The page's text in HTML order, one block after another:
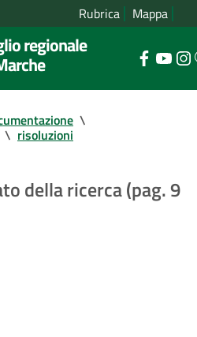
Rubrica Mappa
regionale
\
\ risoluzioni
della ricerca (pag. 9